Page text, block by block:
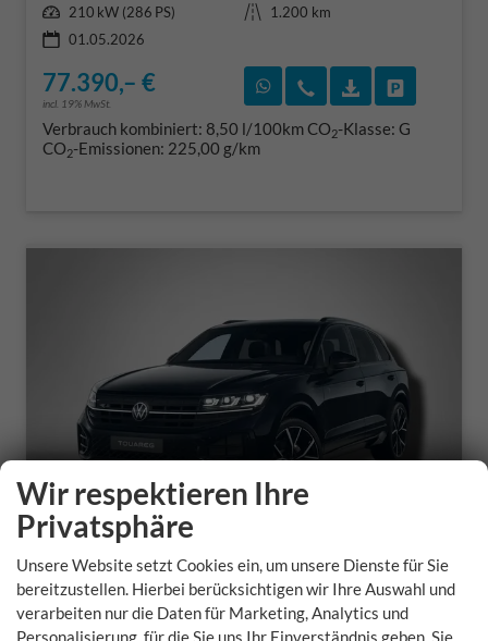
Leistung 210 kW (286 PS) Kilometerstand
1.200 km
01.05.2026
77.390,– €
incl. 19% MwSt.
Rückruf vereinbaren
Wir rufen Sie an
Verbrauch kombiniert: 8,50 l/100kmCO2-Klasse: G
CO2-Emissionen: 225,00 g/km
Volkswagen Touareg
Wir respektieren Ihre
Privatsphäre
Unsere Website setzt Cookies ein, um unsere Dienste für Sie
bereitzustellen. Hierbei berücksichtigen wir Ihre Auswahl und
verarbeiten nur die Daten für Marketing, Analytics und
Personalisierung, für die Sie uns Ihr Einverständnis geben. Sie